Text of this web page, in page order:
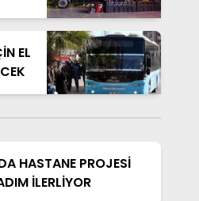
EL
HASTANE PROJESİ
İLERLİYOR